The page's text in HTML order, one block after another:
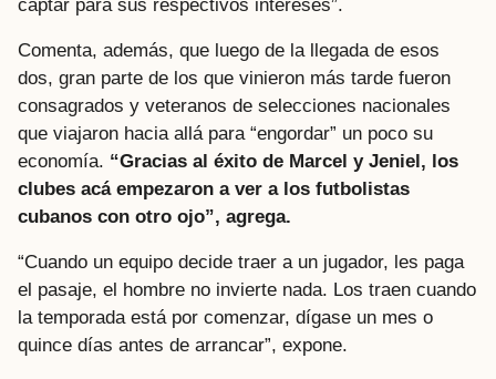
captar para sus respectivos intereses”.
Comenta, además, que luego de la llegada de esos
dos, gran parte de los que vinieron más tarde fueron
consagrados y veteranos de selecciones nacionales
que viajaron hacia allá para “engordar” un poco su
economía. “Gracias al éxito de Marcel y Jeniel, los
clubes acá empezaron a ver a los futbolistas
cubanos con otro ojo”, agrega.
“Cuando un equipo decide traer a un jugador, les paga
el pasaje, el hombre no invierte nada. Los traen cuando
la temporada está por comenzar, dígase un mes o
quince días antes de arrancar”, expone.